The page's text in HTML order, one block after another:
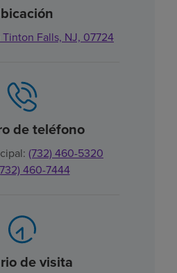
Falls, NJ, 07724
de teléfono
(732) 460-5320
460-7444
de visita